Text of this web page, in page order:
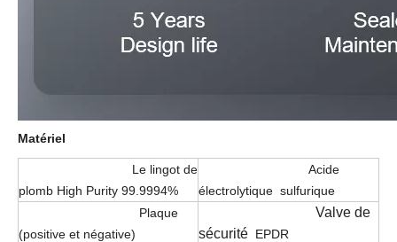
Matériel
Le lingot de
plomb High Purity 99.9994%
Acide
électrolytique sulfurique
Plaque
(positive et négative)
Valve de
sécurité EPDR